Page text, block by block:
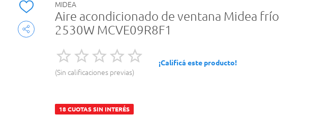
MIDEA
Aire acondicionado de ventana Midea frío
2530W MCVE09R8F1
Sin calificaciones previas
¡Calificá este producto!
18 CUOTAS SIN INTERÉS